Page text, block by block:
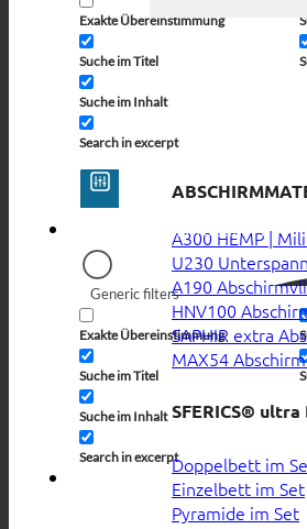
Exakte Übereinstimmung
Suche im Titel
Suche im Inhalt
Search in excerpt
Generic filters
Exakte Übereinstimmung
Suche im Titel
Suche im Inhalt
Search in excerpt
A300 HEMP |
U230
A190
HNV100
SAPHIR extra
MAX54
SFERICS® ultra
Doppelbett im
Einzelbett im Set
Pyramide im Set